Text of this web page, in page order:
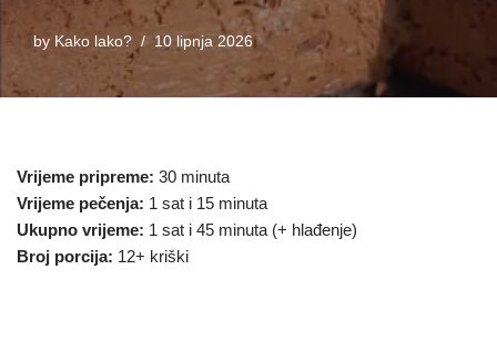
by Kako lako? 10 lipnja 2026
Vrijeme pripreme: 30 minuta
Vrijeme pečenja: 1 sat i 15 minuta
Ukupno vrijeme: 1 sat i 45 minuta (+ hlađenje)
Broj porcija: 12+ kriški